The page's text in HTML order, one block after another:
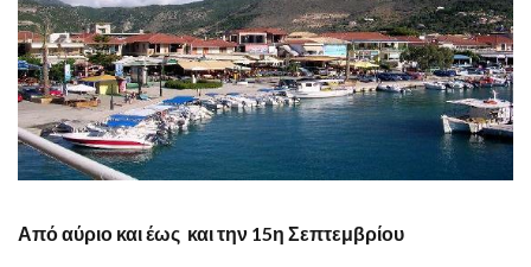
Από αύριο και έως και την 15η Σεπτεμβρίου